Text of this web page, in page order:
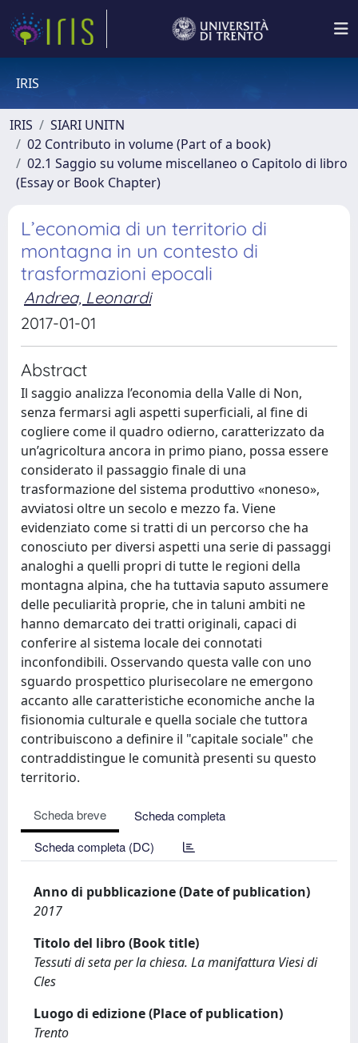
IRIS
IRIS
SIARI UNITN
02 Contributo in volume (Part of a book)
02.1 Saggio su volume miscellaneo o Capitolo di libro
(Essay or Book Chapter)
L’economia di un territorio di
montagna in un contesto di
trasformazioni epocali
Andrea, Leonardi
2017-01-01
Abstract
Il saggio analizza l’economia della Valle di Non,
senza fermarsi agli aspetti superficiali, al fine di
cogliere come il quadro odierno, caratterizzato da
un’agricoltura ancora in primo piano, possa essere
considerato il passaggio finale di una
trasformazione del sistema produttivo «noneso»,
avviatosi oltre un secolo e mezzo fa. Viene
evidenziato come si tratti di un percorso che ha
conosciuto per diversi aspetti una serie di passaggi
analoghi a quelli propri di tutte le regioni della
montagna alpina, che ha tuttavia saputo assumere
delle peculiarità proprie, che in taluni ambiti ne
hanno demarcato dei tratti originali, capaci di
conferire al sistema locale dei connotati
inconfondibili. Osservando questa valle con uno
sguardo prospettico plurisecolare ne emergono
accanto alle caratteristiche economiche anche la
fisionomia culturale e quella sociale che tuttora
contribuiscono a definire il "capitale sociale" che
contraddistingue le comunità presenti su questo
territorio.
Scheda breve
Scheda completa
Scheda completa (DC)
Anno di pubblicazione (Date of publication)
2017
Titolo del libro (Book title)
Tessuti di seta per la chiesa. La manifattura Viesi di
Cles
Luogo di edizione (Place of publication)
Trento